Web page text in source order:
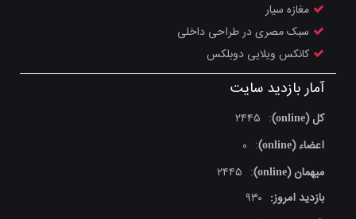
مغازه سیار
سبک مصری در طراحی داخلی
کانکس ویلایی دوبلکس
آمار بازدید سایت
کل (online) :
۲۴۴۵
اعضاء (online)
:
۰
میهمان (online)
:
۲۴۴۵
بازدید امروز: ۹۳۰